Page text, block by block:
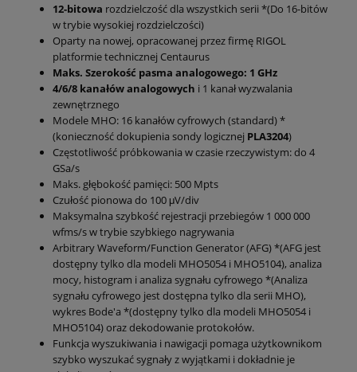
12-bitowa rozdzielczość dla wszystkich serii *(Do 16-bitów
w trybie wysokiej rozdzielczości)
Oparty na nowej, opracowanej przez firmę RIGOL
platformie technicznej Centaurus
Maks. Szerokość pasma analogowego: 1 GHz
4/6/8 kanałów analogowych i 1 kanał wyzwalania
zewnętrznego
Modele MHO: 16 kanałów cyfrowych (standard) *
(konieczność dokupienia sondy logicznej PLA3204)
Częstotliwość próbkowania w czasie rzeczywistym: do 4
GSa/s
Maks. głębokość pamięci: 500 Mpts
Czułość pionowa do 100 μV/div
Maksymalna szybkość rejestracji przebiegów 1 000 000
wfms/s w trybie szybkiego nagrywania
Arbitrary Waveform/Function Generator (AFG) *(AFG jest
dostępny tylko dla modeli MHO5054 i MHO5104), analiza
mocy, histogram i analiza sygnału cyfrowego *(Analiza
sygnału cyfrowego jest dostępna tylko dla serii MHO),
wykres Bode'a *(dostępny tylko dla modeli MHO5054 i
MHO5104) oraz dekodowanie protokołów.
Funkcja wyszukiwania i nawigacji pomaga użytkownikom
szybko wyszukać sygnały z wyjątkami i dokładnie je